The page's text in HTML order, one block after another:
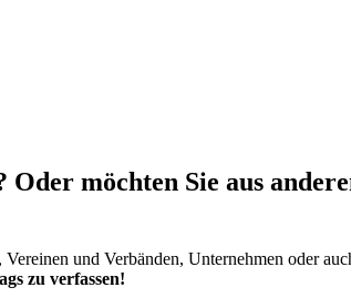
Oder möchten Sie aus
und Verbänden, Unternehmen oder
zu verfassen!